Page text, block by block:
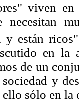
viven
necesitan
y están
en la
de un
y
sólo en